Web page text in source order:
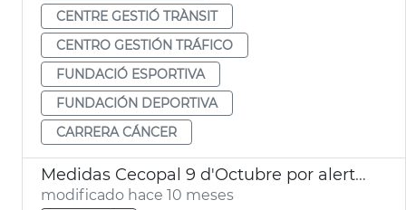
CENTRE GESTIÓ TRÀNSIT
CENTRO GESTIÓN TRÁFICO
FUNDACIÓ ESPORTIVA
FUNDACIÓN DEPORTIVA
CARRERA CÁNCER
Medidas Cecopal 9 d'Octubre por alerta naranja
modificado hace 10 meses